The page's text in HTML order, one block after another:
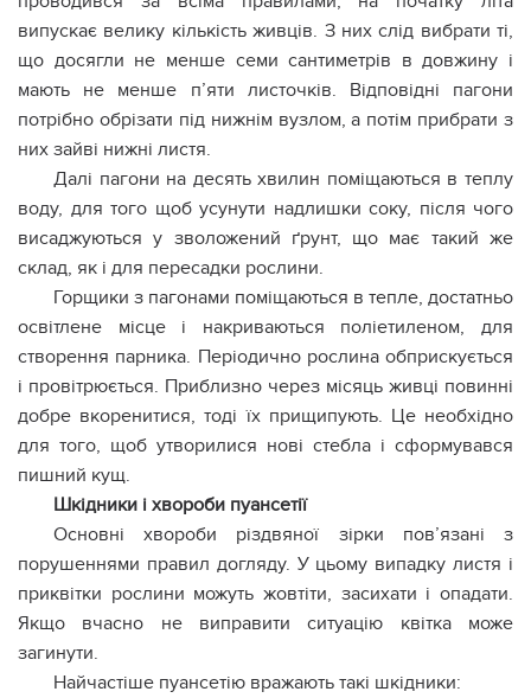
випускає велику кількість живців. З них слід вибрати ті,
що досягли не менше семи сантиметрів в довжину і
мають не менше п’яти листочків. Відповідні пагони
потрібно обрізати під нижнім вузлом, а потім прибрати з
них зайві нижні листя.
Далі пагони на десять хвилин поміщаються в теплу
воду, для того щоб усунути надлишки соку, після чого
висаджуються у зволожений ґрунт, що має такий же
склад, як і для пересадки рослини.
Горщики з пагонами поміщаються в тепле, достатньо
освітлене місце і накриваються поліетиленом, для
створення парника. Періодично рослина обприскується
і провітрюється. Приблизно через місяць живці повинні
добре вкоренитися, тоді їх прищипують. Це необхідно
для того, щоб утворилися нові стебла і сформувався
пишний кущ.
Шкідники і хвороби пуансетії
Основні хвороби різдвяної зірки пов’язані з
порушеннями правил догляду. У цьому випадку листя і
приквітки рослини можуть жовтіти, засихати і опадати.
Якщо вчасно не виправити ситуацію квітка може
загинути.
Найчастіше пуансетію вражають такі шкідники: